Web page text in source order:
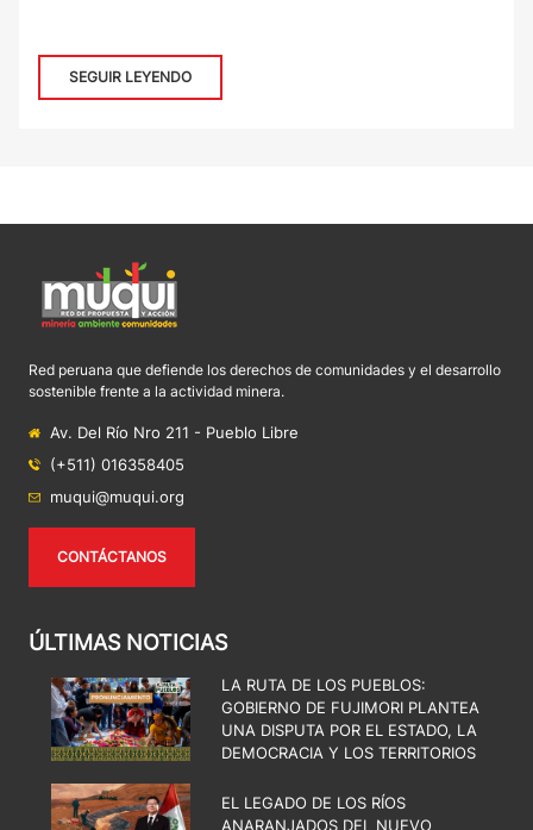
SEGUIR LEYENDO
Red peruana que defiende los derechos de comunidades y el desarrollo
sostenible frente a la actividad minera.
Av. Del Río Nro 211 - Pueblo Libre
(+511) 016358405
muqui@muqui.org
CONTÁCTANOS
ÚLTIMAS NOTICIAS
LA RUTA DE LOS PUEBLOS:
GOBIERNO DE FUJIMORI PLANTEA
UNA DISPUTA POR EL ESTADO, LA
DEMOCRACIA Y LOS TERRITORIOS
EL LEGADO DE LOS RÍOS
ANARANJADOS DEL NUEVO